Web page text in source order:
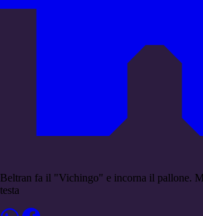
Beltran fa il "Vichingo" e incorna il pallone.
testa